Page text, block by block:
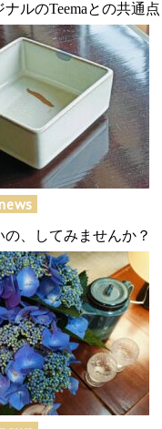
ルのTeemaとの共通点
、してみませんか？